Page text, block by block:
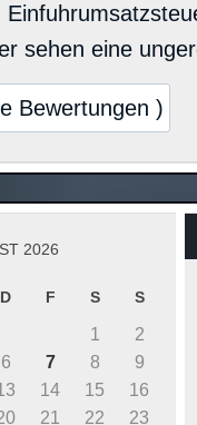
sehen eine
Bewertungen )
2026
D F S S
1
2
6 7 8
9
14 15
16
21 22 23